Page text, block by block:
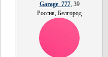
Garage_777, 39
Россия, Белгород